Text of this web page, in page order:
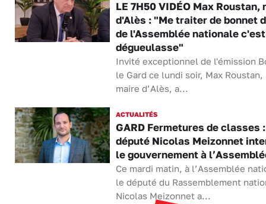
LE 7H50 VIDÉO Max Roustan,
d'Alès : "Me traiter de bonnet
de l'Assemblée nationale c'est
dégueulasse"
Invité exceptionnel de l'émission
le Gard ce lundi soir, Max Roustan,
maire d’Alès, a...
ACTUALITÉS
GARD Fermetures de classes
député Nicolas Meizonnet
le gouvernement à
Ce mardi matin, à l’Assemblée
le député du Rassemblement
Nicolas Meizonnet a...